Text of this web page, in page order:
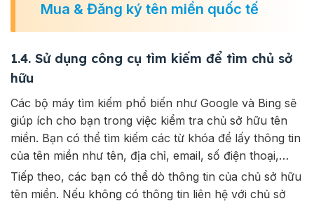
Mua & Đăng ký tên miền quốc tế
1.4. Sử dụng công cụ tìm kiếm để tìm chủ sở
hữu
Các bộ máy tìm kiếm phổ biến như Google và Bing sẽ
giúp ích cho bạn trong việc kiểm tra chủ sở hữu tên
miền. Bạn có thể tìm kiếm các từ khóa để lấy thông tin
của tên miền như tên, địa chỉ, email, số điện thoại,…
Tiếp theo, các bạn có thể dò thông tin của chủ sở hữu
tên miền. Nếu không có thông tin liên hệ với chủ sở